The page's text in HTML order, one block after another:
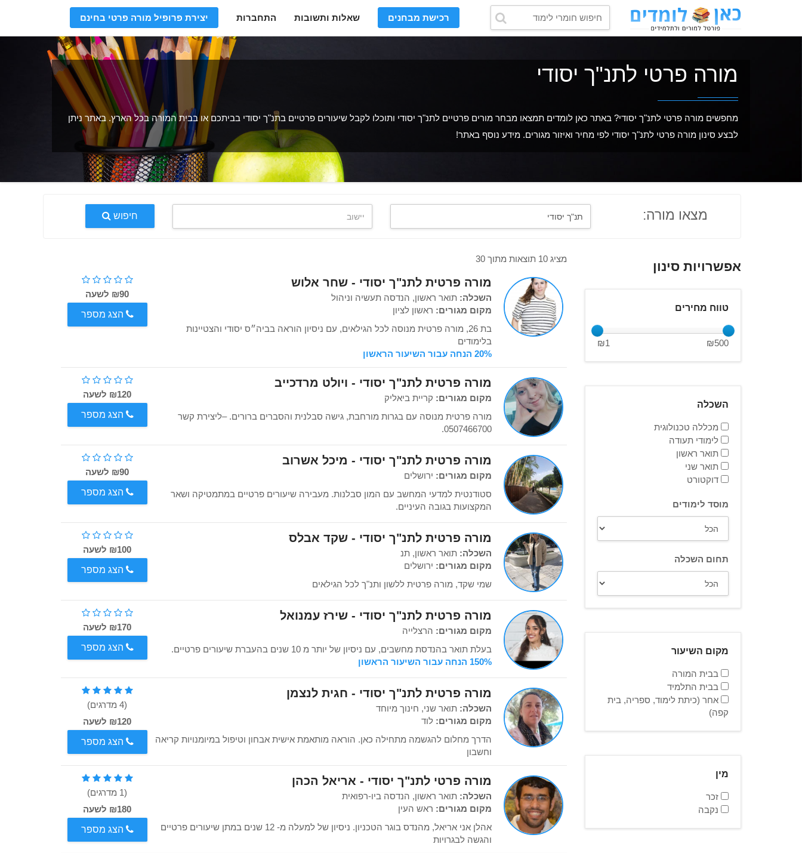
רכישת מבחנים שאלות ותשובות התחברות יצירת פרופיל מורה פרטי בחינם
מורה פרטי לתנ"ך יסודי
מחפשים מורה פרטי לתנ"ך יסודי? באתר כאן לומדים תמצאו מבחר מורים פרטיים לתנ"ך יסודי ותוכלו לקבל שיעורים פרטיים בתנ"ך יסודי בביתכם או בבית המורה בכל הארץ. באתר ניתן
לבצע סינון מורה פרטי לתנ"ך יסודי לפי מחיר ואיזור מגורים. מידע נוסף באתר!
מצאו מורה: חיפוש
אפשרויות סינון
טווח מחירים
₪1 ₪500
השכלה
מכללה טכנולוגית
לימודי תעודה
תואר ראשון
תואר שני
דוקטורט
מוסד לימודים
תחום השכלה
מקום השיעור
בבית המורה
בבית התלמיד
אחר (כיתת לימוד, ספריה, בית
קפה)
מין
זכר
נקבה
מציג 10 תוצאות מתוך 30
מורה פרטית לתנ"ך יסודי - שחר אלוש
השכלה: תואר ראשון, הנדסה תעשיה וניהול
מקום מגורים: ראשון לציון
בת 26, מורה פרטית מנוסה לכל הגילאים, עם ניסיון הוראה בביה״ס יסודי והצטיינות
בלימודים
20% הנחה עבור השיעור הראשון
₪90 לשעה
הצג מספר
מורה פרטית לתנ"ך יסודי - ויולט מרדכייב
מקום מגורים: קריית ביאליק
מורה פרטית מנוסה עם בגרות מורחבת, גישה סבלנית והסברים ברורים. –ליצירת קשר
0507466700.
₪120 לשעה
הצג מספר
מורה פרטית לתנ"ך יסודי - מיכל אשרוב
מקום מגורים: ירושלים
סטודנטית למדעי המחשב עם המון סבלנות. מעבירה שיעורים פרטיים במתמטיקה ושאר
המקצועות בגובה העיניים.
₪90 לשעה
הצג מספר
מורה פרטית לתנ"ך יסודי - שקד אבלס
השכלה: תואר ראשון, תנ
מקום מגורים: ירושלים
שמי שקד, מורה פרטית ללשון ותנ"ך לכל הגילאים
₪100 לשעה
הצג מספר
מורה פרטית לתנ"ך יסודי - שירז עמנואל
מקום מגורים: הרצלייה
בעלת תואר בהנדסת מחשבים, עם ניסיון של יותר מ 10 שנים בהעברת שיעורים פרטיים.
150% הנחה עבור השיעור הראשון
₪170 לשעה
הצג מספר
מורה פרטית לתנ"ך יסודי - חגית לנצמן
השכלה: תואר שני, חינוך מיוחד
מקום מגורים: לוד
הדרך מחלום להגשמה מתחילה כאן. הוראה מותאמת אישית אבחון וטיפול במיומנויות קריאה
וחשבון
(4 מדרגים)
₪120 לשעה
הצג מספר
מורה פרטי לתנ"ך יסודי - אריאל הכהן
השכלה: תואר ראשון, הנדסה ביו-רפואית
מקום מגורים: ראש העין
אהלן אני אריאל, מהנדס בוגר הטכניון. ניסיון של למעלה מ- 12 שנים במתן שיעורים פרטיים
והגשה לבגרויות
(1 מדרגים)
₪180 לשעה
הצג מספר